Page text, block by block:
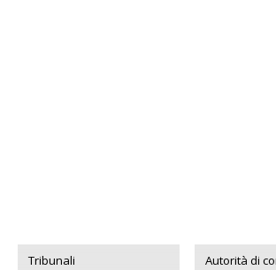
Tribunali Autorità di